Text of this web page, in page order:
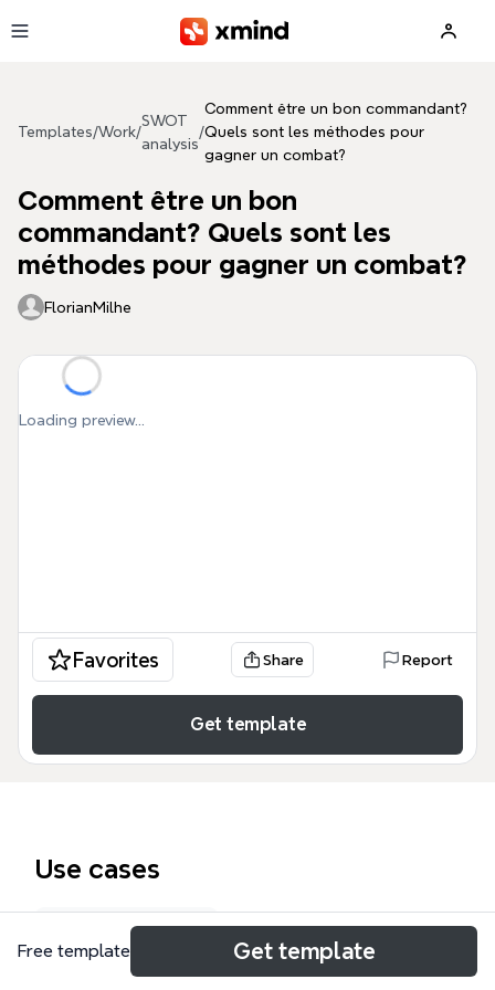
Templates/Work/
SWOT
analysis
/
Comment être un bon commandant?
Quels sont les méthodes pour
gagner un combat?
Comment être un bon
commandant? Quels sont les
méthodes pour gagner un combat?
FlorianMilhe
Loading preview...
Favorites Share Report
Get template
Use cases
SWOT analysis
Free template Get template